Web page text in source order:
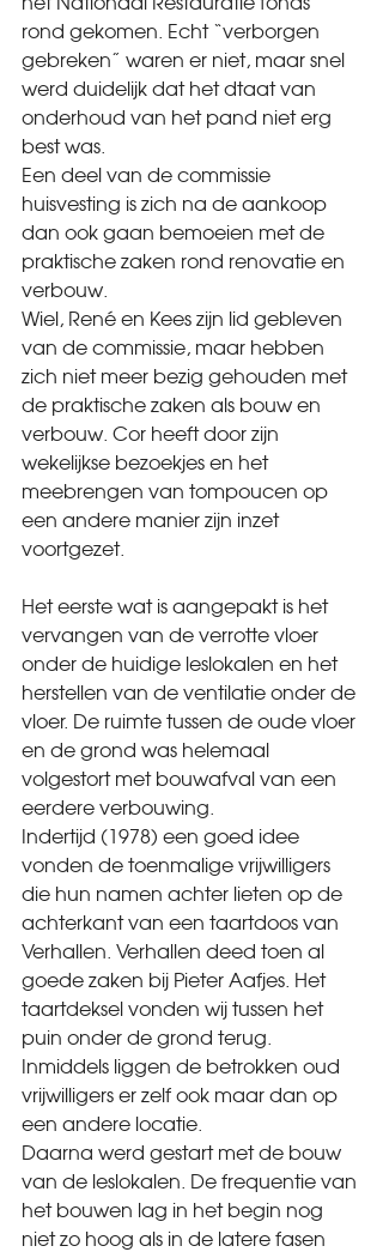
het Nationaal Restauratie fonds
rond gekomen. Echt “verborgen
gebreken” waren er niet, maar snel
werd duidelijk dat het dtaat van
onderhoud van het pand niet erg
best was.
Een deel van de commissie
huisvesting is zich na de aankoop
dan ook gaan bemoeien met de
praktische zaken rond renovatie en
verbouw.
Wiel, René en Kees zijn lid gebleven
van de commissie, maar hebben
zich niet meer bezig gehouden met
de praktische zaken als bouw en
verbouw. Cor heeft door zijn
wekelijkse bezoekjes en het
meebrengen van tompoucen op
een andere manier zijn inzet
voortgezet.
Het eerste wat is aangepakt is het
vervangen van de verrotte vloer
onder de huidige leslokalen en het
herstellen van de ventilatie onder de
vloer. De ruimte tussen de oude vloer
en de grond was helemaal
volgestort met bouwafval van een
eerdere verbouwing.
Indertijd (1978) een goed idee
vonden de toenmalige vrijwilligers
die hun namen achter lieten op de
achterkant van een taartdoos van
Verhallen. Verhallen deed toen al
goede zaken bij Pieter Aafjes. Het
taartdeksel vonden wij tussen het
puin onder de grond terug.
Inmiddels liggen de betrokken oud
vrijwilligers er zelf ook maar dan op
een andere locatie.
Daarna werd gestart met de bouw
van de leslokalen. De frequentie van
het bouwen lag in het begin nog
niet zo hoog als in de latere fasen